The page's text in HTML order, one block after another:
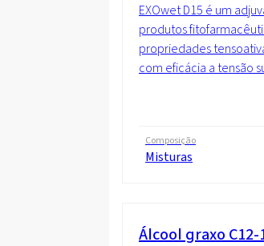
EXOwet D15 é um
produtos
propriedades
com eficácia a tensão
Composição
Misturas
Álcool graxo